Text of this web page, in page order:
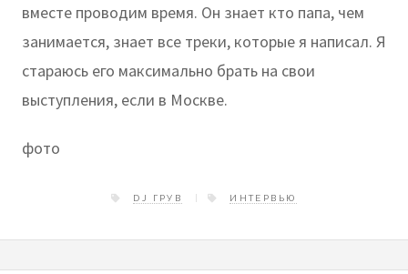
вместе проводим время. Он знает кто папа, чем
занимается, знает все треки, которые я написал. Я
стараюсь его максимально брать на свои
выступления, если в Москве.
фото
DJ ГРУВ ИНТЕРВЬЮ